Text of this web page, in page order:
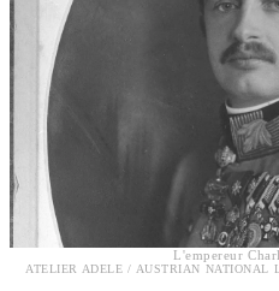
L'empereur
ATELIER ADELE / AUSTRIAN NATIONAL